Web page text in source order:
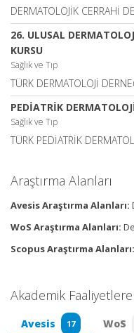
DERMATOLOJİK CERRAHİ
26. ULUSAL
KURSU
Sağlık ve Tıp
TÜRK DERMATOLOJİ
PEDİATRİK
Sağlık ve Tıp
TÜRK PEDİATRİK
Araştırma Alanları
Avesis Araştırma Alanları:
WoS Araştırma Alanları:
Scopus Araştırma Alanları:
Akademik Faaliyetlere
Avesis 17 WoS